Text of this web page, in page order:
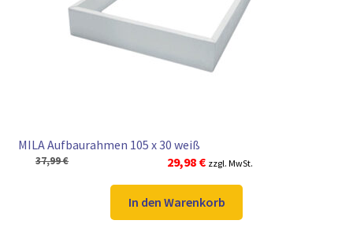
► ZAHLARTEN
► VERSANDARTEN
MILA Aufbaurahmen 105 x 30 weiß
37,99€
Ursprünglicher
Preis
war:
37,99 €
29,98 €Aktueller
Preis
ist:
29,98 €.
zzgl. MwSt.
In den Warenkorb